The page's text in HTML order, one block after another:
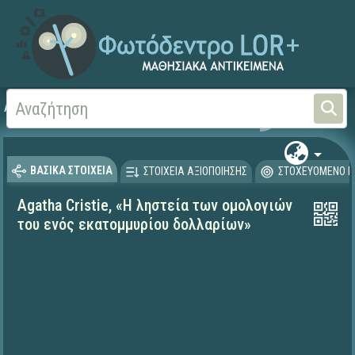
Αρχική Γλώσσα και Λογοτεχνία
ΒΑΣΙΚΑ ΣΤΟΙΧΕΙΑ ΣΤΟΙΧΕΙΑ ΑΞΙΟΠΟΙΗΣΗΣ ΣΤΟΧΕΥΟΜΕΝΟ
Agatha Cristie, «Η ληστεία των ομολογιών
του ενός εκατομμυρίου δολλαρίων»